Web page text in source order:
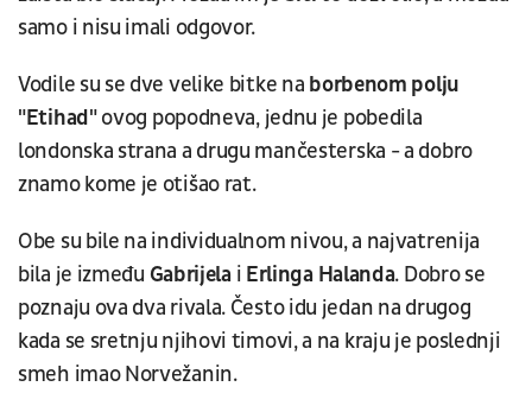
samo i nisu imali odgovor.
Vodile su se dve velike bitke na borbenom polju
"Etihad"ovog popodneva, jednu je pobedila
londonska strana a drugu mančesterska - a dobro
znamo kome je otišao rat.
Obe su bile na individualnom nivou, a najvatrenija
bila je između Gabrijela i Erlinga Halanda. Dobro se
poznaju ova dva rivala. Često idu jedan na drugog
kada se sretnju njihovi timovi, a na kraju je poslednji
smeh imao Norvežanin.